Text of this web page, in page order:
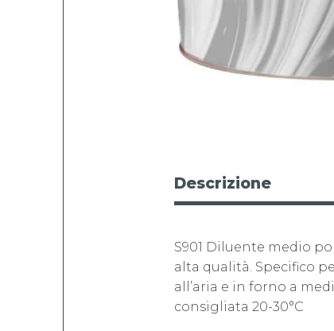
Descrizione
S901 Diluente medio
alta qualità. Specifico
all’aria e in forno a
consigliata 20-30°C